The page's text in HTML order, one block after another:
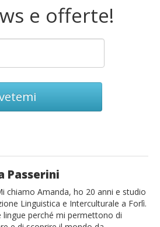
e offerte!
Passerini
chiamo Amanda, ho 20 anni e studio
Linguistica e Interculturale a Forlì.
lingue perché mi permettono di